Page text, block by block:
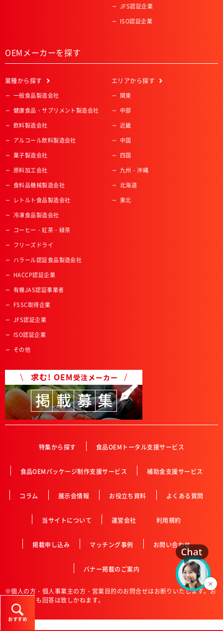
おすすめ
JFS認証企業
ISO認証企業
OEMメーカーを探す
業種から探す
一般食品製造会社
健康食品・サプリメント製造会社
飲料製造会社
アルコール飲料製造会社
菓子製造会社
原料加工会社
食料品機械製造会社
レトルト食品製造会社
冷凍食品製造会社
コーヒー・紅茶・緑茶
フリーズドライ
ハラール認証食品製造会社
HACCP認証企業
有機JAS認証事業者
FSSC取得企業
JFS認証企業
ISO認証企業
その他
エリアから探す
関東
中部
近畿
中国
四国
九州・沖縄
北海道
東北
特集から探す 食品OEMトータル支援サービス
食品OEMパッケージ制作支援サービス 補助金支援サービス
コラム 展示会情報 お役立ち資料 よくある質問
当サイトについて 運営会社 利用規約
掲載申し込み マッチング事例 お問い合わせ
バナー掲載のご案内
※個人の方・個人事業主の方・営業目的のお問合せはお断りいたします。お
送り頂いても回答は致しかねます。